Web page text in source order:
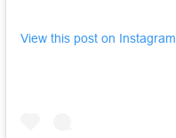
View this post on Instagram